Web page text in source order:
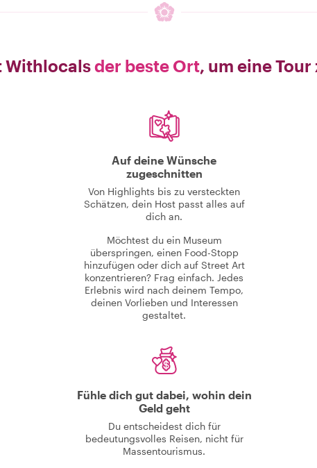
Withlocalsder beste Ort, um eine
Auf deine Wünsche
zugeschnitten
Von Highlights bis zu versteckten
Schätzen, dein Host passt alles auf
dich an.
Möchtest du ein Museum
überspringen, einen Food-Stopp
hinzufügen oder dich auf Street Art
konzentrieren? Frag einfach. Jedes
Erlebnis wird nach deinem Tempo,
deinen Vorlieben und Interessen
gestaltet.
Fühle dich gut dabei, wohin dein
Geld geht
Du entscheidest dich für
bedeutungsvolles Reisen, nicht für
Massentourismus.